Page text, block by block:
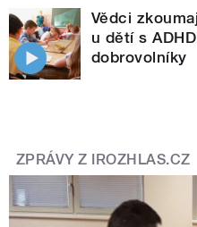
Vědci
u dětí s
dobrovolníky
ZPRÁVY Z IROZHLAS.CZ